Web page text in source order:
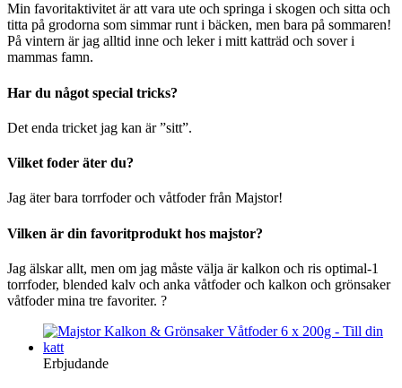
Min favoritaktivitet är att vara ute och springa i skogen och sitta och
titta på grodorna som simmar runt i bäcken, men bara på sommaren!
På vintern är jag alltid inne och leker i mitt katträd och sover i
mammas famn.
Har du något special tricks?
Det enda tricket jag kan är ”sitt”.
Vilket foder äter du?
Jag äter bara torrfoder och våtfoder från Majstor!
Vilken är din favoritprodukt hos majstor?
Jag älskar allt, men om jag måste välja är kalkon och ris optimal-1
torrfoder, blended kalv och anka våtfoder och kalkon och grönsaker
våtfoder mina tre favoriter. ?
Erbjudande